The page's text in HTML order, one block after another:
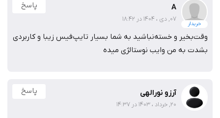
خریدار
A
07, دی ، 1404 در 18:42
پاسخ
وقت‌بخیر و خسته‌نباشید به شما بسیار تایپ‌فیس زیبا و کاربردی
بشدت به من وایب نوستالژی میده
آرزو نورالهی
20, خرداد ، 1403 در 14:37
پاسخ